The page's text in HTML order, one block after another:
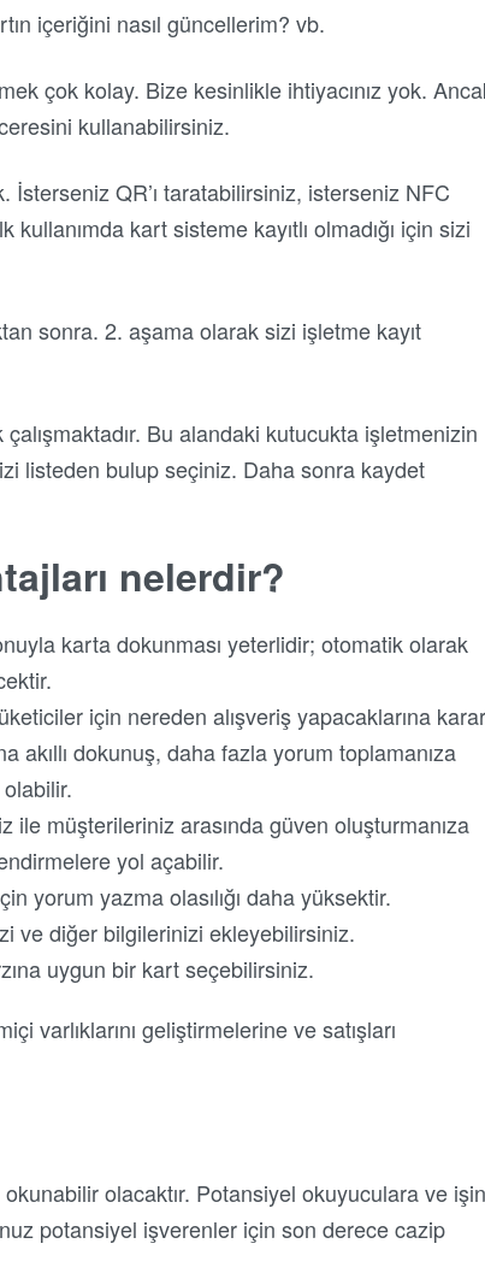
içeriğini nasıl güncellerim? vb.
çok kolay. Bize kesinlikle ihtiyacınız yok.
kullanabilirsiniz.
İsterseniz QR’ı taratabilirsiniz, isterseniz NFC
kart sisteme kayıtlı olmadığı için sizi
sonra. 2. aşama olarak sizi işletme kayıt
Bu alandaki kutucukta işletmenizin
listeden bulup seçiniz. Daha sonra kaydet
nelerdir?
karta dokunması yeterlidir; otomatik olarak
için nereden alışveriş yapacaklarına karar
akıllı dokunuş, daha fazla yorum toplamanıza
olabilir.
ile müşterileriniz arasında güven oluşturmanıza
yol açabilir.
yorum yazma olasılığı daha yüksektir.
ve diğer bilgilerinizi ekleyebilirsiniz.
uygun bir kart seçebilirsiniz.
varlıklarını geliştirmelerine ve satışları
olacaktır. Potansiyel okuyuculara ve işin
potansiyel işverenler için son derece cazip